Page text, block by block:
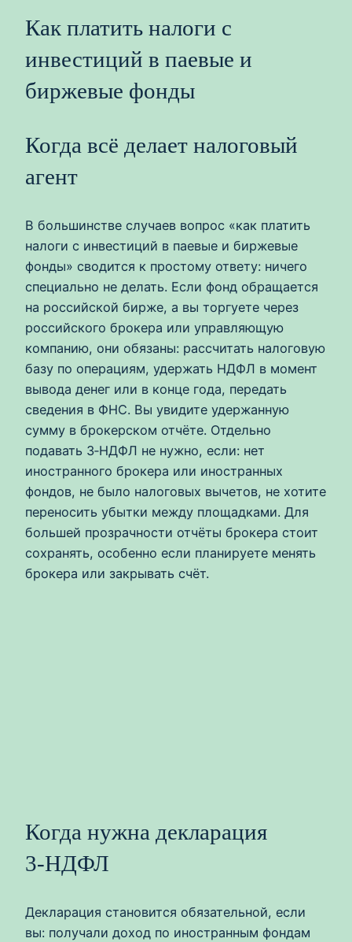
Как платить налоги с
инвестиций в паевые и
биржевые фонды
Когда всё делает налоговый
агент
В большинстве случаев вопрос «как платить
налоги с инвестиций в паевые и биржевые
фонды» сводится к простому ответу: ничего
специально не делать. Если фонд обращается
на российской бирже, а вы торгуете через
российского брокера или управляющую
компанию, они обязаны: рассчитать налоговую
базу по операциям, удержать НДФЛ в момент
вывода денег или в конце года, передать
сведения в ФНС. Вы увидите удержанную
сумму в брокерском отчёте. Отдельно
подавать 3‑НДФЛ не нужно, если: нет
иностранного брокера или иностранных
фондов, не было налоговых вычетов, не хотите
переносить убытки между площадками. Для
большей прозрачности отчёты брокера стоит
сохранять, особенно если планируете менять
брокера или закрывать счёт.
Когда нужна декларация
3‑НДФЛ
Декларация становится обязательной, если
вы: получали доход по иностранным фондам